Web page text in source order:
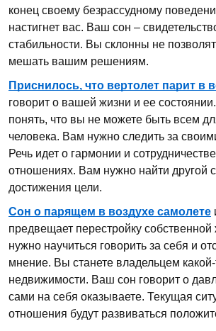
конец своему безрассудному
настигнет вас. Ваш сон –
стабильности. Вы склонны не
мешать вашим решениям.
Приснилось, что вертолет парит в
говорит о вашей жизни и ее
понять, что вы не можете быть всем
человека. Вам нужно следить за
Речь идет о гармонии и
отношениях. Вам нужно найти другой
достижения цели.
Сон о парящем в воздухе самолете
предвещает перестройку
нужно научиться говорить за себя и
мнение. Вы станете владельцем
недвижимости. Ваш сон говорит о
сами на себя оказываете. Текущая
отношения будут развиваться